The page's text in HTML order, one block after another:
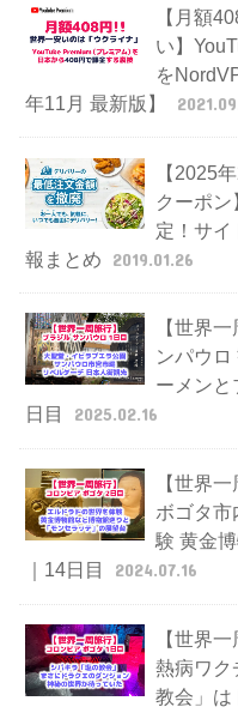
【月額
い】
を
年11月 最新版】
【2025
クーポ
定！サイ
報まとめ
2019.01.26
【世界
ンパウ
ーメンと
日目
2025.02.16
【世界
ボゴタ市
験 黄金
｜14日目
2024.07.16
【世界
熱病ワク
教会」は